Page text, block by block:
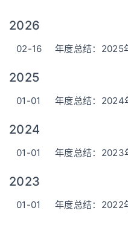
2026
02-16 年度总结：2025
2025
01-01 年度总结：2024
2024
01-01 年度总结：2023
2023
01-01 年度总结：2022